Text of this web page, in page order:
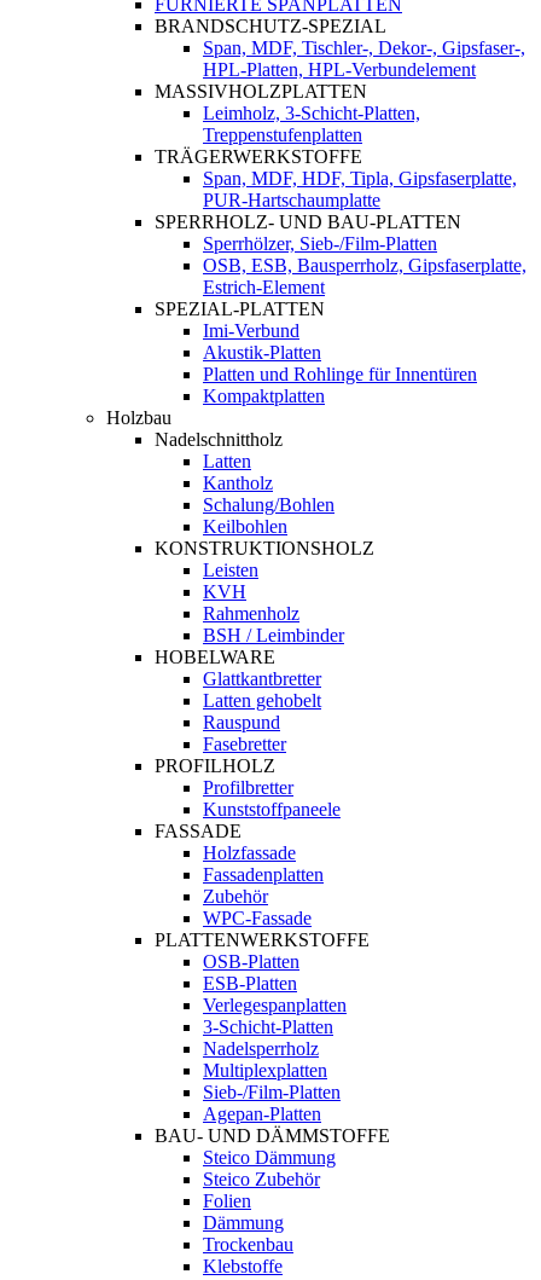
BRANDSCHUTZ-SPEZIAL
Span, MDF, Tischler-, Dekor-, Gipsfaser-,
HPL-Platten, HPL-Verbundelement
MASSIVHOLZPLATTEN
Leimholz, 3-Schicht-Platten,
Treppenstufenplatten
TRÄGERWERKSTOFFE
Span, MDF, HDF, Tipla, Gipsfaserplatte,
PUR-Hartschaumplatte
SPERRHOLZ- UND BAU-PLATTEN
Sperrhölzer, Sieb-/Film-Platten
OSB, ESB, Bausperrholz, Gipsfaserplatte,
Estrich-Element
SPEZIAL-PLATTEN
Imi-Verbund
Akustik-Platten
Platten und Rohlinge für Innentüren
Kompaktplatten
Holzbau
Nadelschnittholz
Latten
Kantholz
Schalung/Bohlen
Keilbohlen
KONSTRUKTIONSHOLZ
Leisten
KVH
Rahmenholz
BSH / Leimbinder
HOBELWARE
Glattkantbretter
Latten gehobelt
Rauspund
Fasebretter
PROFILHOLZ
Profilbretter
Kunststoffpaneele
FASSADE
Holzfassade
Fassadenplatten
Zubehör
WPC-Fassade
PLATTENWERKSTOFFE
OSB-Platten
ESB-Platten
Verlegespanplatten
3-Schicht-Platten
Nadelsperrholz
Multiplexplatten
Sieb-/Film-Platten
Agepan-Platten
BAU- UND DÄMMSTOFFE
Steico Dämmung
Steico Zubehör
Folien
Dämmung
Trockenbau
Klebstoffe